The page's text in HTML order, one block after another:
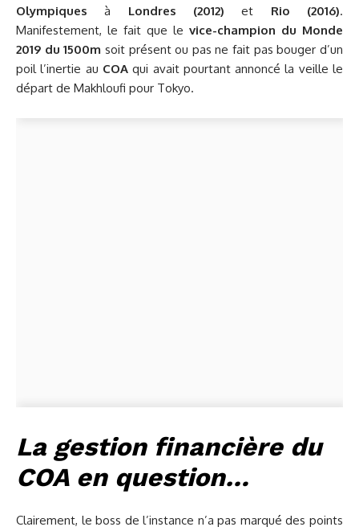
Olympiquesà Londres (2012)et Rio (2016).
Manifestement, le fait que le vice-champion du Monde
2019 du 1500m soit présent ou pas ne fait pas bouger d’un
poil l’inertie au COAqui avait pourtant annoncé la veille le
départ de Makhloufi pour Tokyo.
La gestion financière du
COA en question…
Clairement, le boss de l’instance n’a pas marqué des points